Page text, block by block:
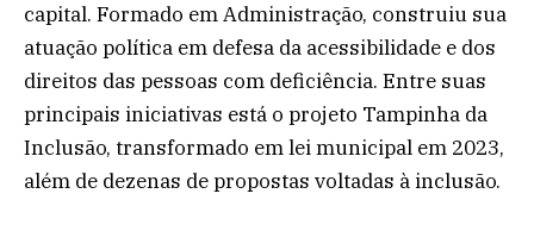
capital. Formado em Administração, construiu sua
atuação política em defesa da acessibilidade e dos
direitos das pessoas com deficiência. Entre suas
principais iniciativas está o projeto Tampinha da
Inclusão, transformado em lei municipal em 2023,
além de dezenas de propostas voltadas à inclusão.